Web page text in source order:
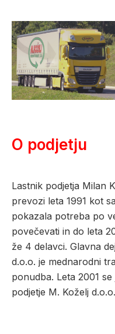
O podjetju
Lastnik podjetja Milan
prevozi leta 1991 kot
pokazala potreba po
povečevati in do leta
že 4 delavci. Glavna
d.o.o. je mednarodni
ponudba. Leta 2001
podjetje M. Koželj